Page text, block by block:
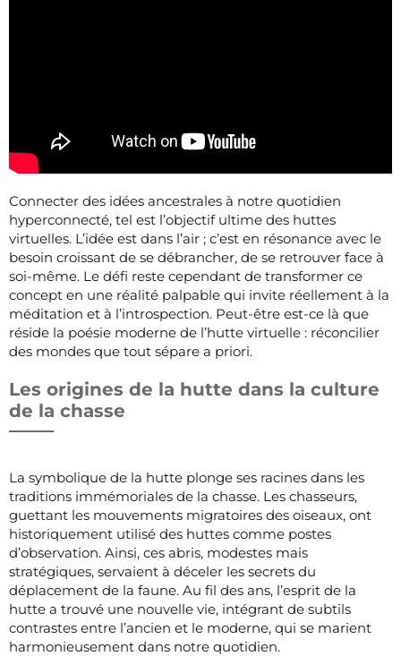
Connecter des idées ancestrales à notre quotidien
hyperconnecté, tel est l’objectif ultime des huttes
virtuelles. L’idée est dans l’air ; c’est en résonance avec le
besoin croissant de se débrancher, de se retrouver face à
soi-même. Le défi reste cependant de transformer ce
concept en une réalité palpable qui invite réellement à la
méditation et à l’introspection. Peut-être est-ce là que
réside la poésie moderne de l’hutte virtuelle : réconcilier
des mondes que tout sépare a priori.
Les origines de la hutte dans la culture
de la chasse
La symbolique de la hutte plonge ses racines dans les
traditions immémoriales de la chasse. Les chasseurs,
guettant les mouvements migratoires des oiseaux, ont
historiquement utilisé des huttes comme postes
d’observation. Ainsi, ces abris, modestes mais
stratégiques, servaient à déceler les secrets du
déplacement de la faune. Au fil des ans, l’esprit de la
hutte a trouvé une nouvelle vie, intégrant de subtils
contrastes entre l’ancien et le moderne, qui se marient
harmonieusement dans notre quotidien.